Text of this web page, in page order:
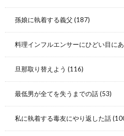
孫娘に執着する義父 (187)
料理インフルエンサーにひどい目に
旦那取り替えよう (116)
最低男が全てを失うまでの話(53)
私に執着する毒友にやり返した話